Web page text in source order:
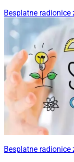
Besplatne radionice
Besplatne radionice